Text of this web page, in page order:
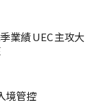
業績 UEC 主攻大
境管控